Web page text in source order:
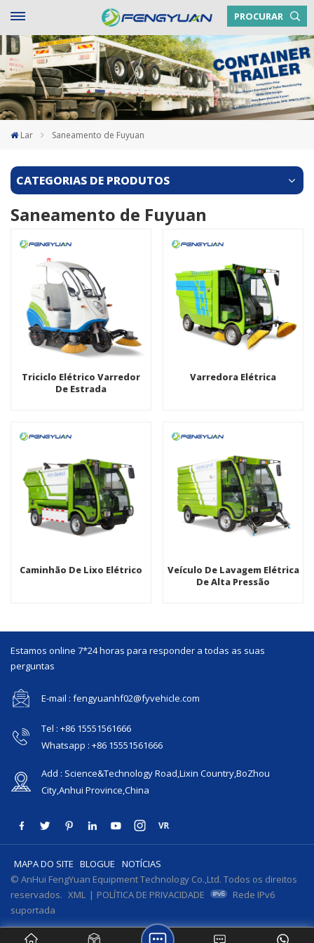
PROCURAR
Lar Saneamento de Fuyuan
CATEGORIAS DE PRODUTOS
Saneamento de Fuyuan
Triciclo Elétrico Varredor
De Estrada
Varredora Elétrica
Caminhão De Lixo Elétrico
Veículo De Lavagem Elétrica
De Alta Pressão
Estamos online 7*24 horas para responder a todas as suas
perguntas
E-mail : fengyuanhf02@fyvehicle.com
Tel : +86 15551561666
Whatsapp : +86 15551561666
Add : Science&Technology Road,Lixin Country,BoZhou
City,Anhui Province,China
MAPA DO SITE BLOGUE
NOTÍCIAS
© AnHui FengYuan Equipment Technology Co.,Ltd. Todos os direitos
reservados. XML | POLÍTICA DE PRIVACIDADE
Rede IPv6
suportada